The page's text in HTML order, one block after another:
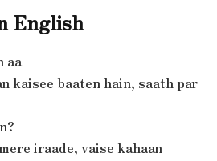
English
aa
kaisee baaten hain, saath par
iraade, vaise kahaan